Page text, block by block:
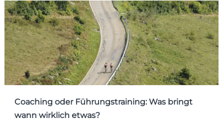
Coaching oder Führungstraining: Was bringt
wann wirklich etwas?